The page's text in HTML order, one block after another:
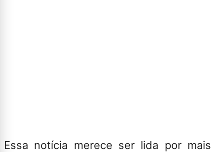
Essa notícia merece ser lida por mais